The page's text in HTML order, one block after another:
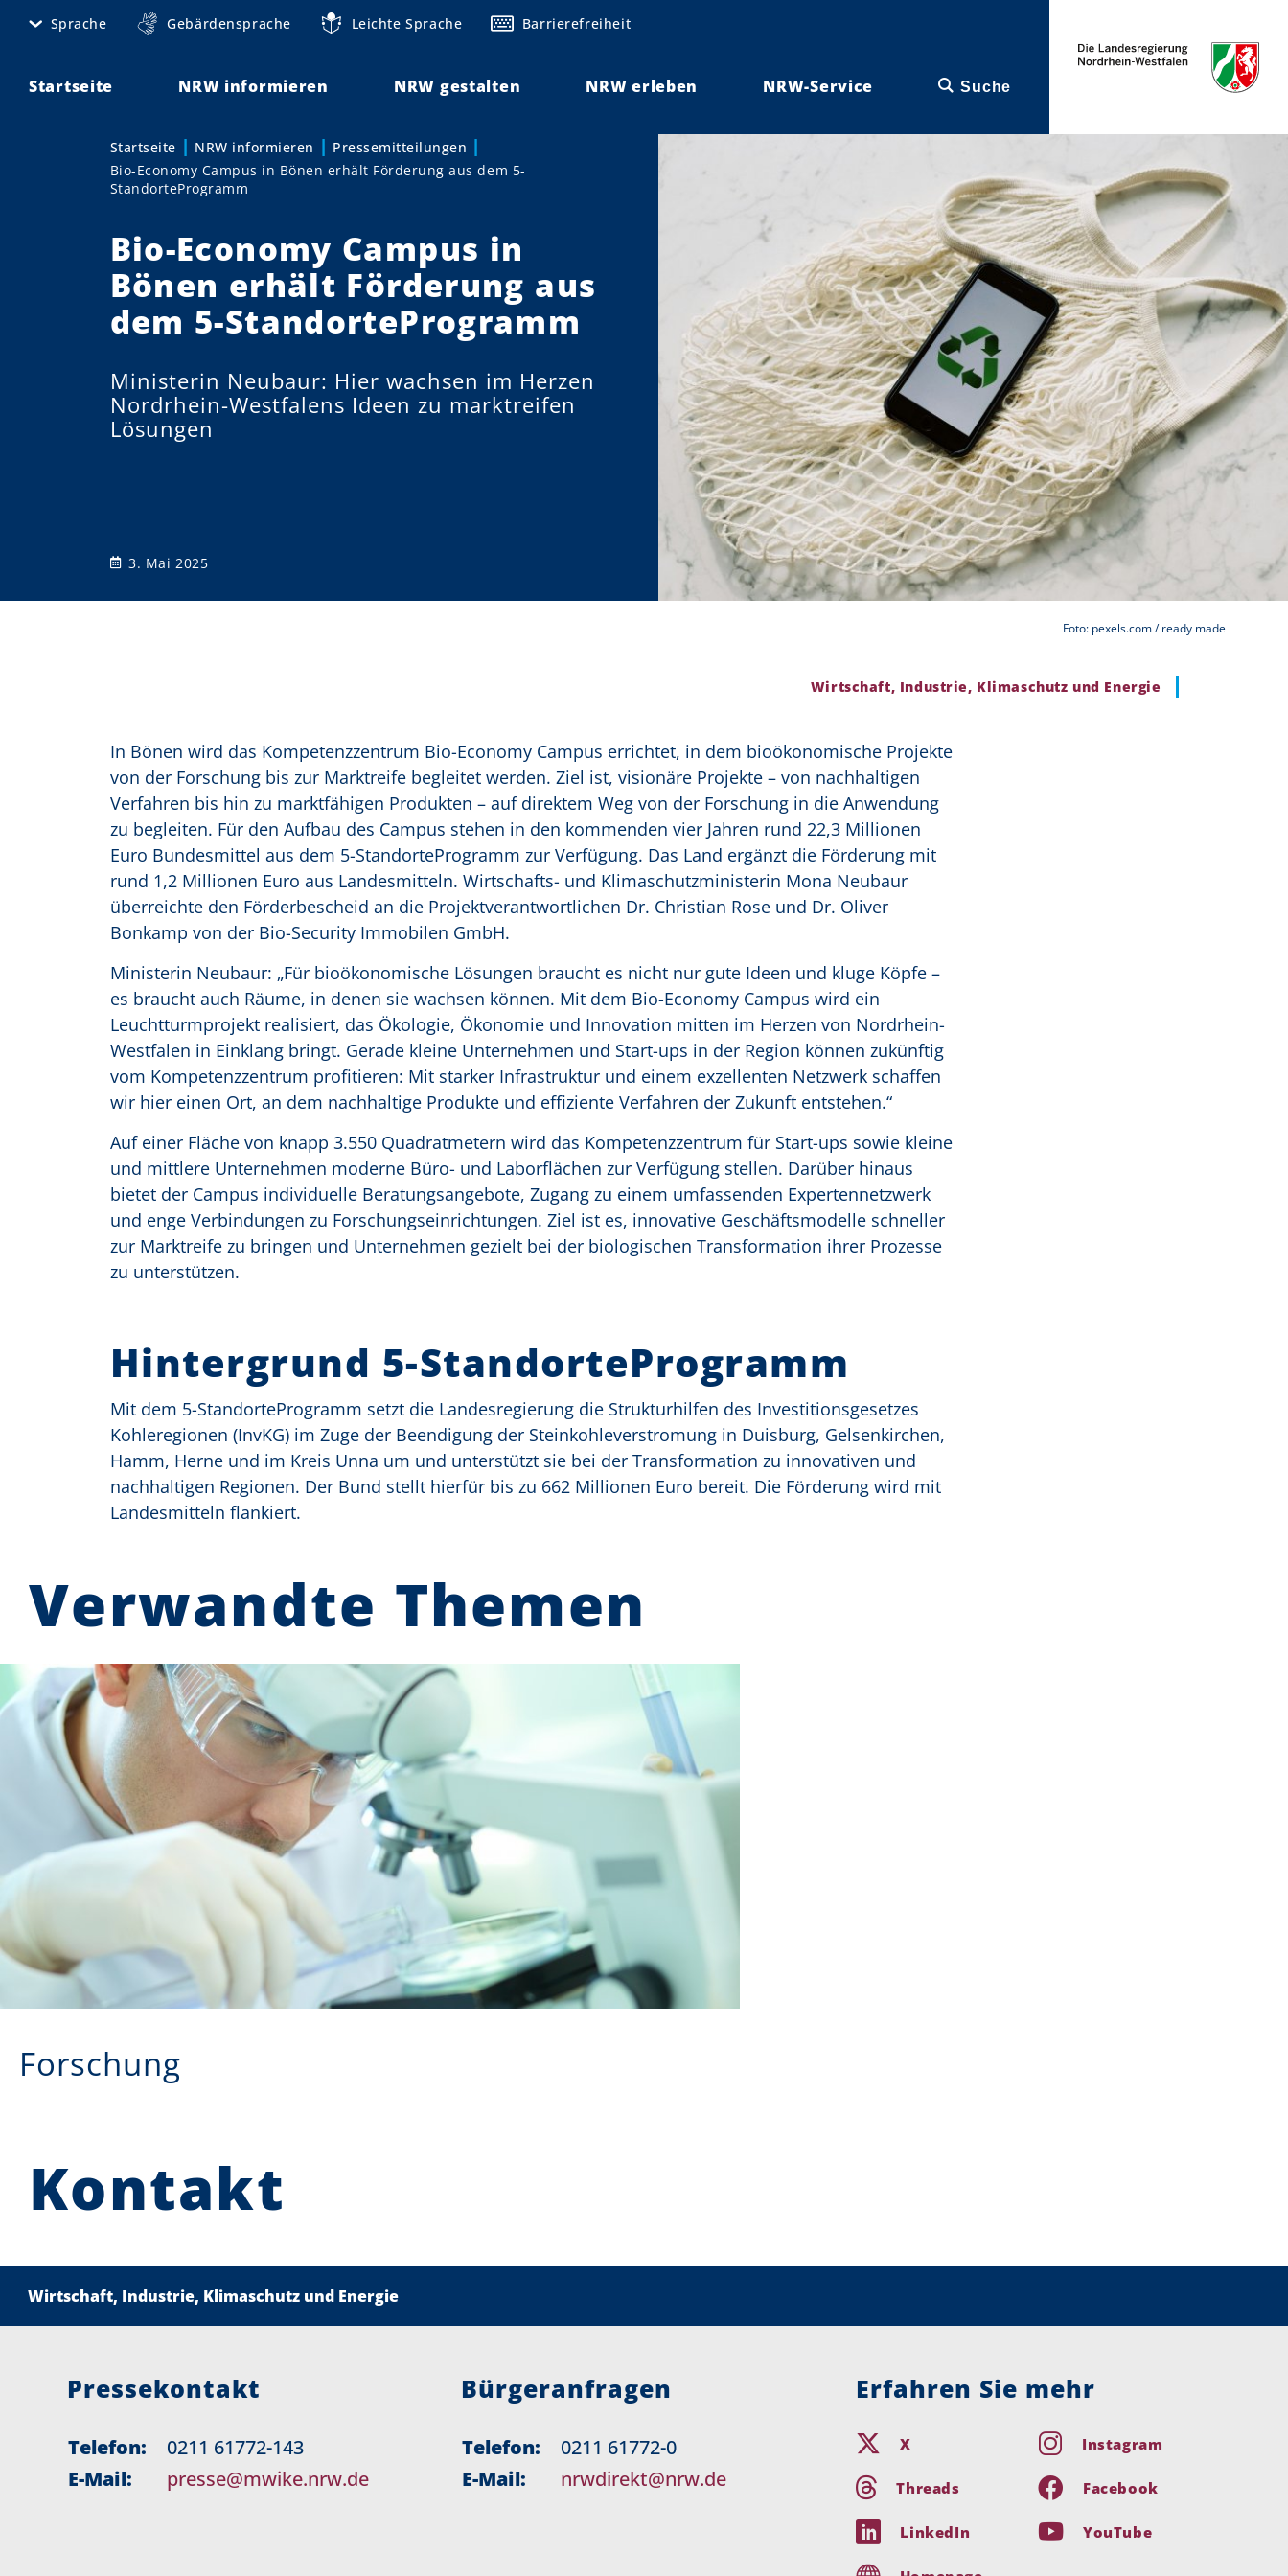
Sprache Gebärdensprache Leichte Sprache Barrierefreiheit
Startseite NRW informieren NRW gestalten NRW erleben NRW-Service Suche
Sie sind hier:
Startseite NRW informieren
Pressemitteilungen
Bio-Economy Campus in Bönen erhält Förderung aus dem 5-
StandorteProgramm
Bio-Economy Campus in
Bönen erhält Förderung aus
dem 5-StandorteProgramm
Ministerin Neubaur: Hier wachsen im Herzen
Nordrhein-Westfalens Ideen zu marktreifen
Lösungen
3. Mai 2025
Foto: pexels.com / ready made
Wirtschaft, Industrie, Klimaschutz und Energie
In Bönen wird das Kompetenzzentrum Bio-Economy Campus errichtet, in dem bioökonomische Projekte
von der Forschung bis zur Marktreife begleitet werden. Ziel ist, visionäre Projekte – von nachhaltigen
Verfahren bis hin zu marktfähigen Produkten – auf direktem Weg von der Forschung in die Anwendung
zu begleiten. Für den Aufbau des Campus stehen in den kommenden vier Jahren rund 22,3 Millionen
Euro Bundesmittel aus dem 5-StandorteProgramm zur Verfügung. Das Land ergänzt die Förderung mit
rund 1,2 Millionen Euro aus Landesmitteln. Wirtschafts- und Klimaschutzministerin Mona Neubaur
überreichte den Förderbescheid an die Projektverantwortlichen Dr. Christian Rose und Dr. Oliver
Bonkamp von der Bio-Security Immobilen GmbH.
Ministerin Neubaur: „Für bioökonomische Lösungen braucht es nicht nur gute Ideen und kluge Köpfe –
es braucht auch Räume, in denen sie wachsen können. Mit dem Bio-Economy Campus wird ein
Leuchtturmprojekt realisiert, das Ökologie, Ökonomie und Innovation mitten im Herzen von Nordrhein-
Westfalen in Einklang bringt. Gerade kleine Unternehmen und Start-ups in der Region können zukünftig
vom Kompetenzzentrum profitieren: Mit starker Infrastruktur und einem exzellenten Netzwerk schaffen
wir hier einen Ort, an dem nachhaltige Produkte und effiziente Verfahren der Zukunft entstehen.“
Auf einer Fläche von knapp 3.550 Quadratmetern wird das Kompetenzzentrum für Start-ups sowie kleine
und mittlere Unternehmen moderne Büro- und Laborflächen zur Verfügung stellen. Darüber hinaus
bietet der Campus individuelle Beratungsangebote, Zugang zu einem umfassenden Expertennetzwerk
und enge Verbindungen zu Forschungseinrichtungen. Ziel ist es, innovative Geschäftsmodelle schneller
zur Marktreife zu bringen und Unternehmen gezielt bei der biologischen Transformation ihrer Prozesse
zu unterstützen.
Hintergrund 5-StandorteProgramm
Mit dem 5-StandorteProgramm setzt die Landesregierung die Strukturhilfen des Investitionsgesetzes
Kohleregionen (InvKG) im Zuge der Beendigung der Steinkohleverstromung in Duisburg, Gelsenkirchen,
Hamm, Herne und im Kreis Unna um und unterstützt sie bei der Transformation zu innovativen und
nachhaltigen Regionen. Der Bund stellt hierfür bis zu 662 Millionen Euro bereit. Die Förderung wird mit
Landesmitteln flankiert.
Verwandte Themen
Forschung
Kontakt
Wirtschaft, Industrie, Klimaschutz und Energie
Pressekontakt
Telefon:
0211 61772-143
E-Mail:
presse@mwike.nrw.de
Bürgeranfragen
Telefon:
0211 61772-0
E-Mail:
nrwdirekt@nrw.de
Erfahren Sie mehr
X Instagram
Threads Facebook
LinkedIn YouTube